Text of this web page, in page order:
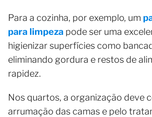
Para a cozinha, por exemplo, um
para limpeza pode ser uma
higienizar superfícies como
eliminando gordura e restos de
rapidez.
Nos quartos, a organização deve
arrumação das camas e pelo